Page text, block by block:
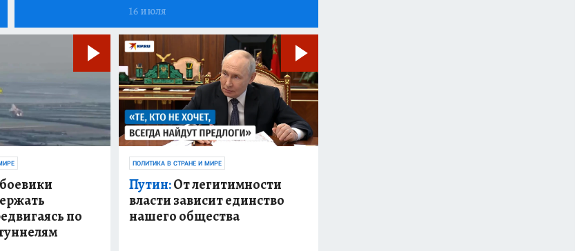
16 июля
по
ПОЛИТИКА В СТРАНЕ И МИРЕ
Путин:От легитимности
власти зависит единство
нашего общества